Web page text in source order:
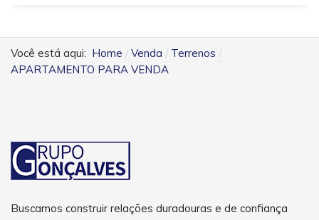
Você está aqui: Home Venda
Terrenos
APARTAMENTO PARA VENDA
Buscamos construir relações duradouras e de confiança